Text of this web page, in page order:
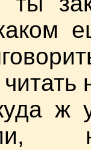
ж